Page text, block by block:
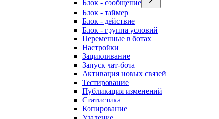
Блок - сообщение
Блок - таймер
Блок - действие
Блок - группа условий
Переменные в ботах
Настройки
Зацикливание
Запуск чат-бота
Активация новых связей
Тестирование
Публикация изменений
Статистика
Копирование
Удаление